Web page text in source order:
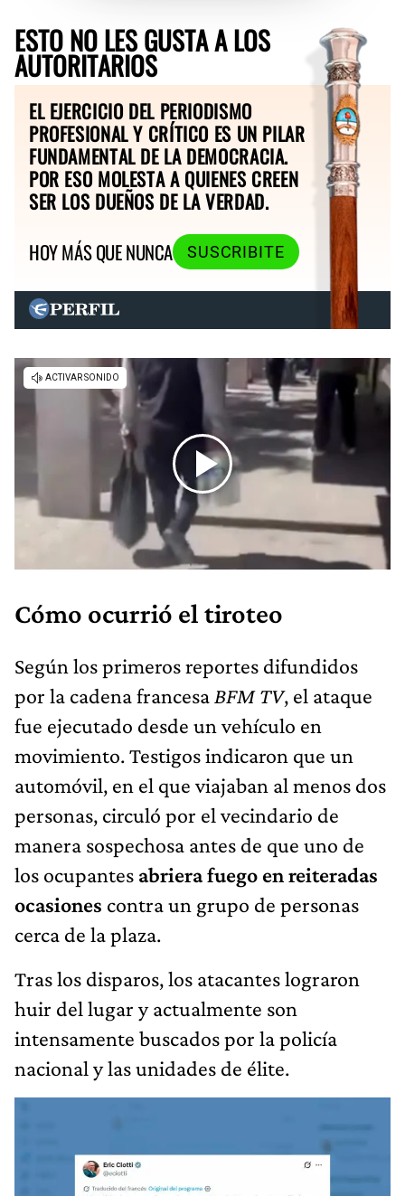
ESTO NO LES GUSTA A LOS
AUTORITARIOS
EL EJERCICIO DEL PERIODISMO
PROFESIONAL Y CRÍTICO ES UN PILAR
FUNDAMENTAL DE LA DEMOCRACIA.
POR ESO MOLESTA A QUIENES CREEN
SER LOS DUEÑOS DE LA VERDAD.
HOY MÁS QUE NUNCA
SUSCRIBITE
Cómo ocurrió el tiroteo
Según los primeros reportes difundidos
por la cadena francesa BFM TV, el ataque
fue ejecutado desde un vehículo en
movimiento. Testigos indicaron que un
automóvil, en el que viajaban al menos dos
personas, circuló por el vecindario de
manera sospechosa antes de que uno de
los ocupantes abriera fuego en reiteradas
ocasiones contra un grupo de personas
cerca de la plaza.
Tras los disparos, los atacantes lograron
huir del lugar y actualmente son
intensamente buscados por la policía
nacional y las unidades de élite.